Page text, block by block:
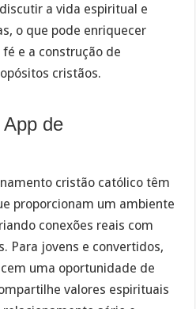
a vida espiritual e
o que pode enriquecer
e a construção de
cristãos.
de
cristão católico têm
proporcionam um ambiente
conexões reais com
Para jovens e convertidos,
uma oportunidade de
valores espirituais